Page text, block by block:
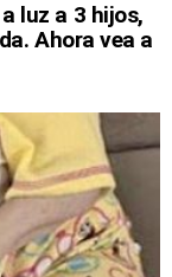
luz a 3 hijos,
Ahora vea a